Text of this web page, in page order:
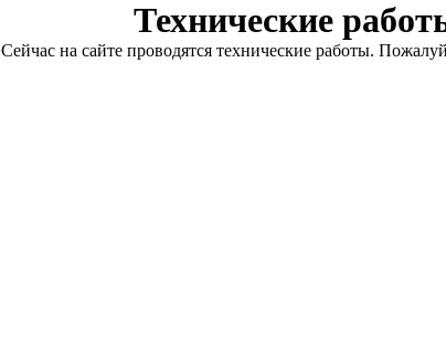
Технические
Сейчас на сайте проводятся технические работы.